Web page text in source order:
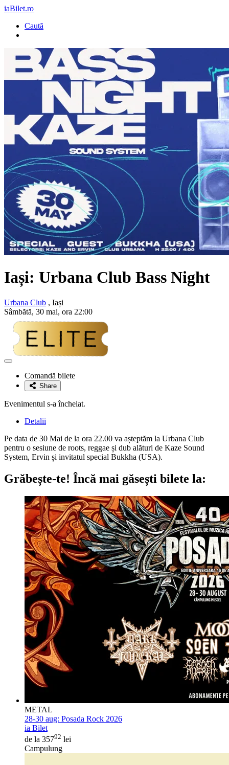
iaBilet.ro
Caută
Iași: Urbana Club Bass Night
Urbana Club , Iași
Sâmbătă, 30 mai, ora 22:00
Adaugă
favoriteComandă bilete
Share
Evenimentul s-a încheiat.
Detalii
Pe data de 30 Mai de la ora 22.00 va așteptăm la Urbana Club
pentru o sesiune de roots, reggae și dub alături de Kaze Sound
System, Ervin și invitatul special Bukkha (USA).
Grăbește-te! Încă mai găsești bilete la:
METAL
28-30 aug: Posada Rock 2026
ia Bilet
de la 35792 lei
Campulung